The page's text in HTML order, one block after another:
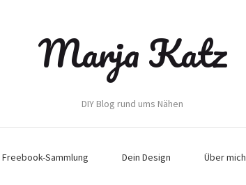
Marja Katz
DIY Blog rund ums Nähen
Freebook-Sammlung Dein Design Über mich